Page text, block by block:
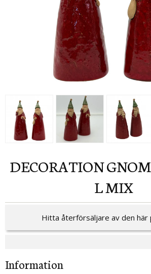
DECORATION GNOME CLASSIC
L MIX
Hitta återförsäljare av den här
Information